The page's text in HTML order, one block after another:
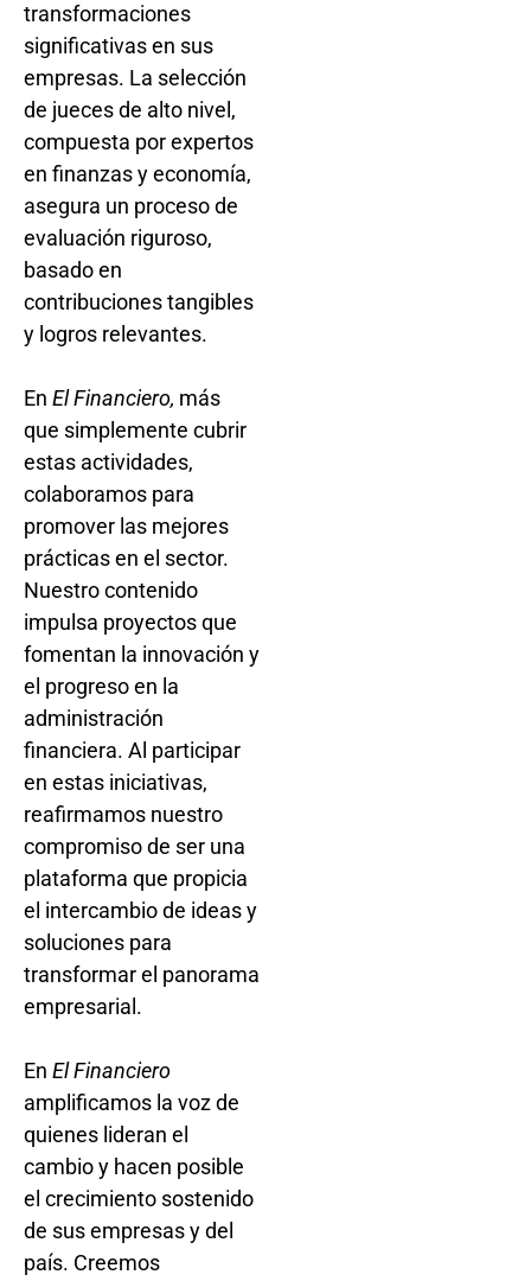
transformaciones
significativas en sus
empresas. La selección
de jueces de alto nivel,
compuesta por expertos
en finanzas y economía,
asegura un proceso de
evaluación riguroso,
basado en
contribuciones tangibles
y logros relevantes.
En El Financiero, más
que simplemente cubrir
estas actividades,
colaboramos para
promover las mejores
prácticas en el sector.
Nuestro contenido
impulsa proyectos que
fomentan la innovación y
el progreso en la
administración
financiera. Al participar
en estas iniciativas,
reafirmamos nuestro
compromiso de ser una
plataforma que propicia
el intercambio de ideas y
soluciones para
transformar el panorama
empresarial.
En El Financiero
amplificamos la voz de
quienes lideran el
cambio y hacen posible
el crecimiento sostenido
de sus empresas y del
país. Creemos